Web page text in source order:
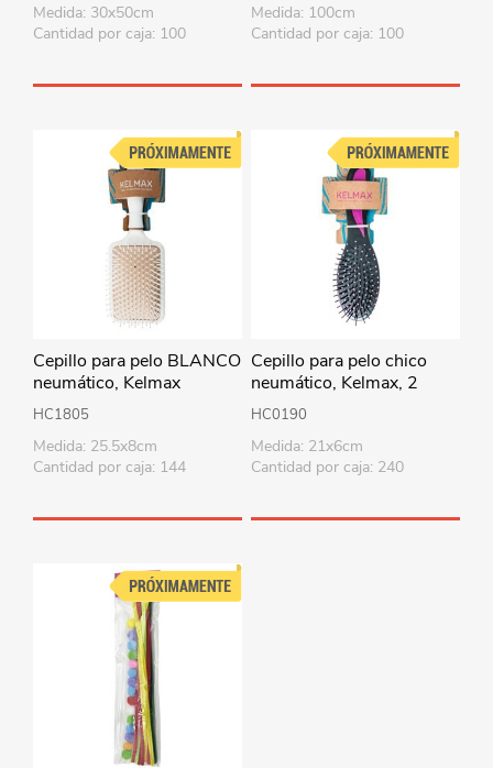
Medida: 30x50cm
Cantidad por caja: 100
Medida: 100cm
Cantidad por caja: 100
Cepillo para pelo BLANCO
neumático, Kelmax
HC1805
Medida: 25.5x8cm
Cantidad por caja: 144
Cepillo para pelo chico
neumático, Kelmax, 2
colores
HC0190
Medida: 21x6cm
Cantidad por caja: 240